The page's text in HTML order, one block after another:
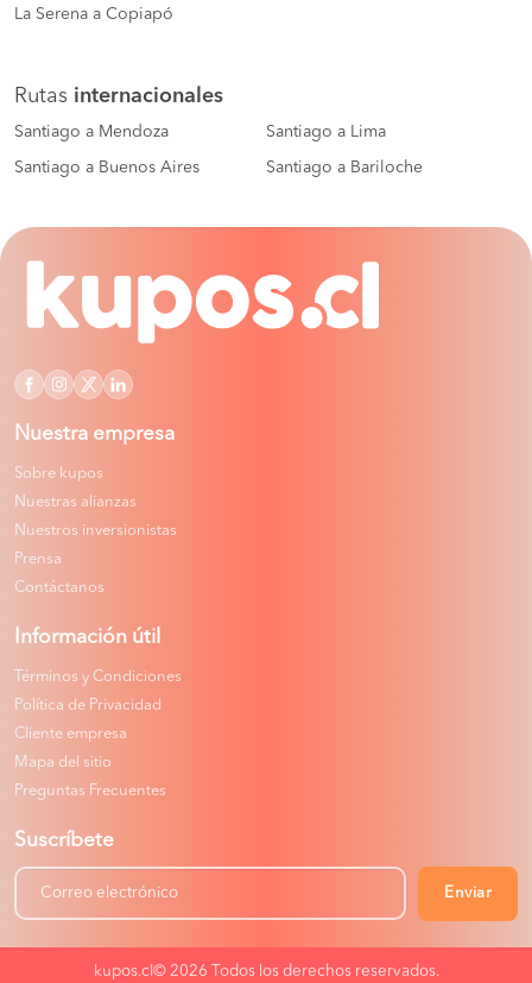
La Serena a Copiapó
Rutas internacionales
Santiago a Mendoza Santiago a Lima
Santiago a Buenos Aires Santiago a Bariloche
Nuestra empresa
Sobre kupos
Nuestras alianzas
Nuestros inversionistas
Prensa
Contáctanos
Información útil
Términos y Condiciones
Política de Privacidad
Cliente empresa
Mapa del sitio
Preguntas Frecuentes
Suscríbete
Enviar
kupos.cl© 2026 Todos los derechos reservados.